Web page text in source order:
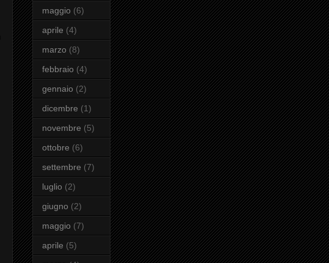
maggio (6)
aprile (4)
marzo (8)
febbraio (4)
gennaio (2)
dicembre (1)
novembre (5)
ottobre (6)
settembre (7)
luglio (2)
giugno (2)
maggio (7)
aprile (5)